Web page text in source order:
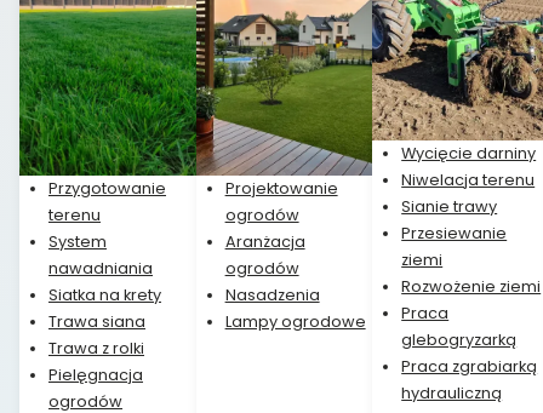
Przygotowanie
terenu
System
nawadniania
Siatka na krety
Trawa siana
Trawa z rolki
Pielęgnacja
ogrodów
Projektowanie
ogrodów
Aranżacja
ogrodów
Nasadzenia
Lampy ogrodowe
Wycięcie darniny
Niwelacja terenu
Sianie trawy
Przesiewanie
ziemi
Rozwożenie ziemi
Praca
glebogryzarką
Praca zgrabiarką
hydrauliczną